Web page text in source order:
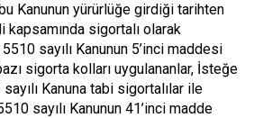
Kanunun yürürlüğe girdiği tarihten
sigortalı olarak
sayılı Kanunun 5’inci maddesi
sigorta kolları uygulananlar, İsteğe
Kanuna tabi sigortalılar ile
sayılı Kanunun 41’inci madde